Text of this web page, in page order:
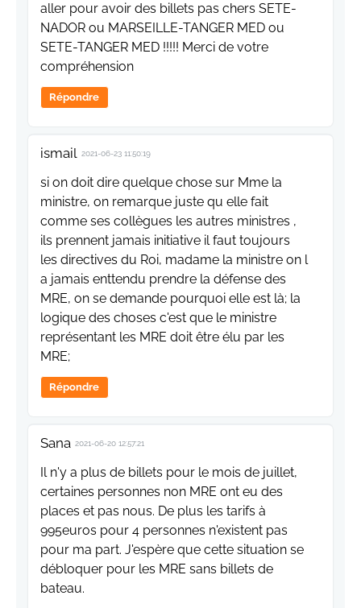
aller pour avoir des billets pas chers SETE-
NADOR ou MARSEILLE-TANGER MED ou
SETE-TANGER MED !!!!! Merci de votre
compréhension
Répondre
ismail 2021-06-23 11:50:19
si on doit dire quelque chose sur Mme la
ministre, on remarque juste qu elle fait
comme ses collègues les autres ministres ,
ils prennent jamais initiative il faut toujours
les directives du Roi, madame la ministre on l
a jamais enttendu prendre la défense des
MRE, on se demande pourquoi elle est là; la
logique des choses c'est que le ministre
représentant les MRE doit être élu par les
MRE;
Répondre
Sana 2021-06-20 12:57:21
Il n'y a plus de billets pour le mois de juillet,
certaines personnes non MRE ont eu des
places et pas nous. De plus les tarifs à
995euros pour 4 personnes n'existent pas
pour ma part. J'espère que cette situation se
débloquer pour les MRE sans billets de
bateau.